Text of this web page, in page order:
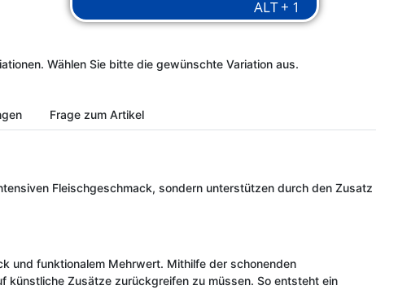
Wählen Sie bitte die gewünschte Variation aus.
Frage zum Artikel
Fleischgeschmack, sondern unterstützen durch den Zusatz
und funktionalem Mehrwert. Mithilfe der schonenden
künstliche Zusätze zurückgreifen zu müssen. So entsteht ein